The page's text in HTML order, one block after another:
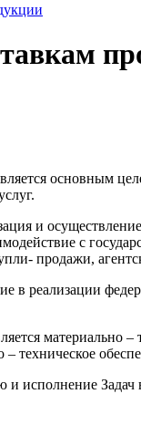
основным
и
с
продажи,
в реализации
материально
техническое
исполнение